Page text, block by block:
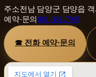
주소전남 담양군 담양읍 객
예약·문의061-381-7987
☎ 전화 예약·문의